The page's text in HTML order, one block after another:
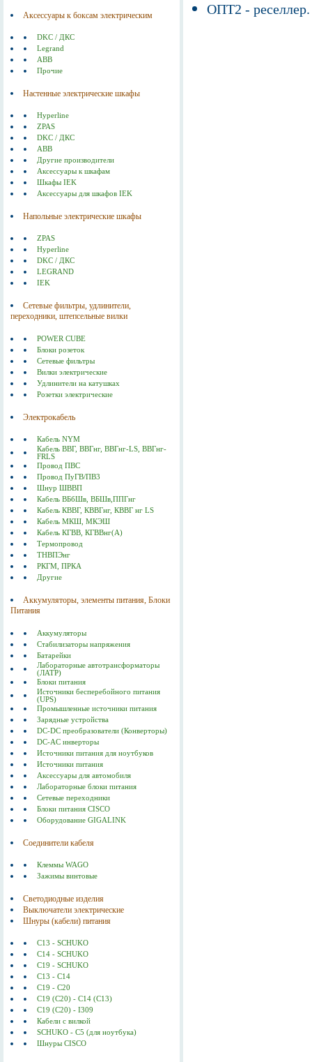
Аксессуары к боксам электрическим
DKC / ДКС
Legrand
ABB
Прочие
Настенные электрические шкафы
Hyperline
ZPAS
DKC / ДКС
ABB
Другие производители
Аксессуары к шкафам
Шкафы IEK
Аксессуары для шкафов IEK
Напольные электрические шкафы
ZPAS
Hyperline
DKC / ДКС
LEGRAND
IEK
Сетевые фильтры, удлинители,
переходники, штепсельные вилки
POWER CUBE
Блоки розеток
Сетевые фильтры
Вилки электрические
Удлинители на катушках
Розетки электрические
Электрокабель
Кабель NYM
Кабель ВВГ, ВВГнг, ВВГнг-LS, ВВГнг-
FRLS
Провод ПВС
Провод ПуГВ/ПВ3
Шнур ШВВП
Кабель ВБбШв, ВБШв,ППГнг
Кабель КВВГ, КВВГнг, КВВГ нг LS
Кабель МКШ, МКЭШ
Кабель КГВВ, КГВВнг(А)
Термопровод
ТНВПЭнг
РКГМ, ПРКА
Другие
Аккумуляторы, элементы питания, Блоки
Питания
Аккумуляторы
Стабилизаторы напряжения
Батарейки
Лабораторные автотрансформаторы
(ЛАТР)
Блоки питания
Источники бесперебойного питания
(UPS)
Промышленные источники питания
Зарядные устройства
DC-DC преобразователи (Конверторы)
DC-AC инверторы
Источники питания для ноутбуков
Источники питания
Аксессуары для автомобиля
Лабораторные блоки питания
Сетевые переходники
Блоки питания CISCO
Оборудование GIGALINK
Соединители кабеля
Клеммы WAGO
Зажимы винтовые
Светодиодные изделия
Выключатели электрические
Шнуры (кабели) питания
C13 - SCHUKO
C14 - SCHUKO
C19 - SCHUKO
C13 - C14
C19 - C20
C19 (С20) - C14 (С13)
C19 (C20) - I309
Кабели с вилкой
SCHUKO - C5 (для ноутбука)
Шнуры CISCO
ОПТ2 -